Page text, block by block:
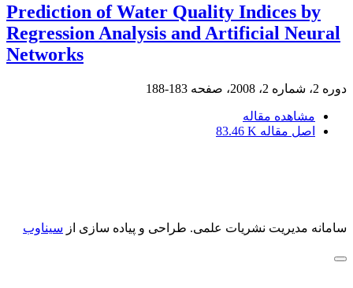
Prediction of Water Quality Indices by
Regression Analysis and Artificial Neural
Networks
دوره 2، شماره 2، 2008، صفحه 183-188
مشاهده مقاله
اصل مقاله 83.46 K
سامانه مدیریت نشریات علمی. طراحی و پیاده سازی از سیناوب